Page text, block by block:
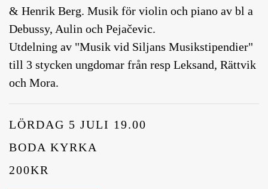
& Henrik Berg. Musik för violin och piano av bl a
Debussy, Aulin och Pejačevic.
Utdelning av "Musik vid Siljans Musikstipendier"
till 3 stycken ungdomar från resp Leksand, Rättvik
och Mora.
LÖRDAG 5 JULI 19.00
BODA KYRKA
200KR